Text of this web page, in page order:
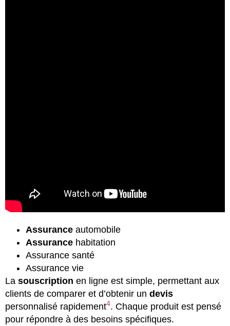
Assurance automobile
Assurance habitation
Assurance santé
Assurance vie
La souscription en ligne est simple, permettant aux
clients de comparer et d’obtenir un devis
personnalisé rapidement4. Chaque produit est pensé
pour répondre à des besoins spécifiques.